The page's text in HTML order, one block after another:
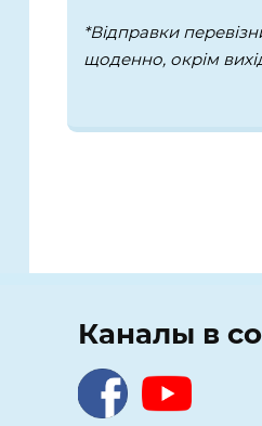
*Відправки
щоденно, окрім
Каналы в